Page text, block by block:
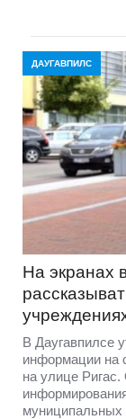
ДАУГАВПИЛС
На экранах
В Даугавпилсе
информации на
на улице
муниципальных